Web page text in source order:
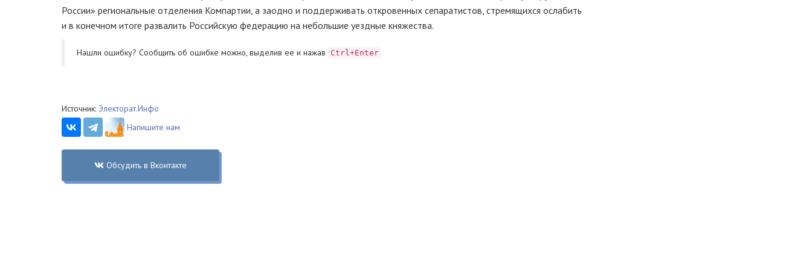
России» региональные отделения Компартии, а заодно и поддерживать откровенных сепаратистов, стремящихся ослабить
и в конечном итоге развалить Российскую федерацию на небольшие уездные княжества.
Нашли ошибку? Cообщить об ошибке можно, выделив ее и нажав Ctrl+Enter
Источник: Электорат.Инфо
Напишите нам
Обсудить в Вконтакте